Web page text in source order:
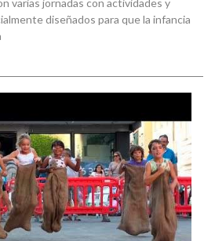
diseñados para que la infancia